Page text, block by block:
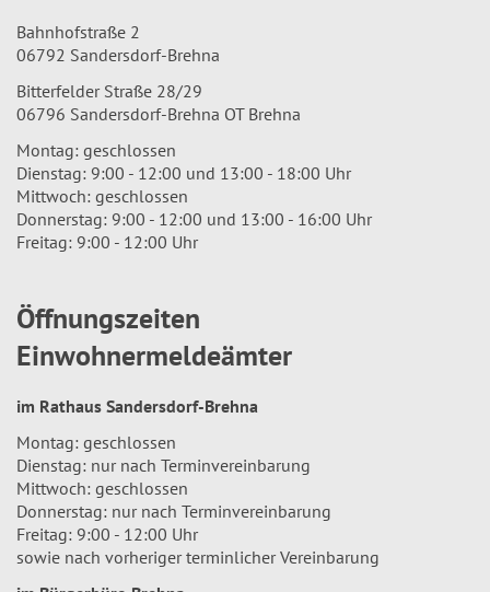
Bahnhofstraße 2
06792 Sandersdorf-Brehna
Bitterfelder Straße 28/29
06796 Sandersdorf-Brehna OT Brehna
Montag: geschlossen
Dienstag: 9:00 - 12:00 und 13:00 - 18:00 Uhr
Mittwoch: geschlossen
Donnerstag: 9:00 - 12:00 und 13:00 - 16:00 Uhr
Freitag: 9:00 - 12:00 Uhr
Öffnungszeiten
Einwohnermeldeämter
im Rathaus Sandersdorf-Brehna
Montag: geschlossen
Dienstag: nur nach Terminvereinbarung
Mittwoch: geschlossen
Donnerstag: nur nach Terminvereinbarung
Freitag: 9:00 - 12:00 Uhr
sowie nach vorheriger terminlicher Vereinbarung